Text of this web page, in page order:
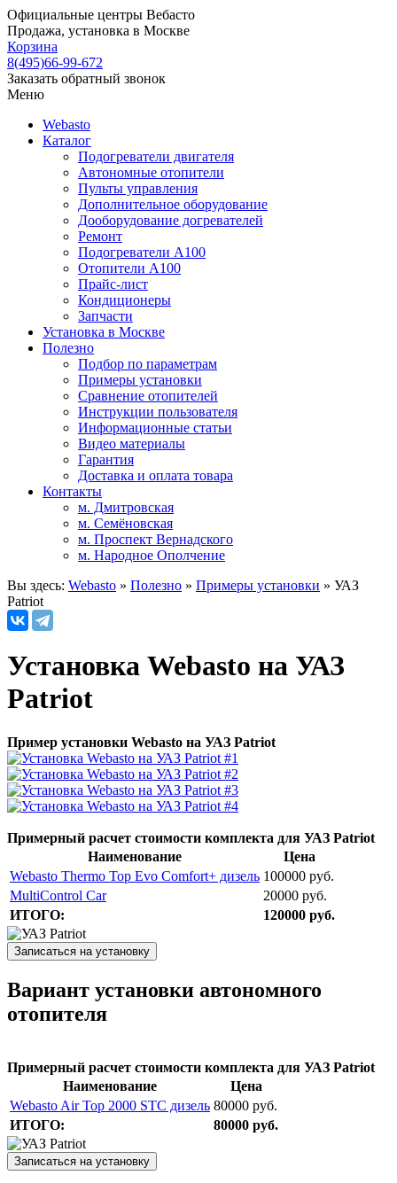
Официальные центры Вебасто
Продажа, установка в Москве
Корзина
8(495)66-99-672
Заказать обратный звонок
Меню
Webasto
Каталог
Подогреватели двигателя
Автономные отопители
Пульты управления
Дополнительное оборудование
Дооборудование догревателей
Ремонт
Подогреватели A100
Отопители A100
Прайс-лист
Кондиционеры
Запчасти
Установка в Москве
Полезно
Подбор по параметрам
Примеры установки
Сравнение отопителей
Инструкции пользователя
Информационные статьи
Видео материалы
Гарантия
Доставка и оплата товара
Контакты
м. Дмитровская
м. Семёновская
м. Проспект Вернадского
м. Народное Ополчение
Вы здесь: Webasto » Полезно » Примеры установки » УАЗ
Patriot
Установка Webasto на УАЗ
Patriot
Пример установки Webasto на УАЗ Patriot
Примерный расчет стоимости комплекта для УАЗ Patriot
Наименование
Цена
Webasto Thermo Top Evo Comfort+ дизель 100000 руб.
MultiControl Car
20000 руб.
ИТОГО:
120000 руб.
Записаться на установку
Вариант установки автономного
отопителя
Примерный расчет стоимости комплекта для УАЗ Patriot
Наименование
Цена
Webasto Air Top 2000 STC дизель 80000 руб.
ИТОГО:
80000 руб.
Записаться на установку